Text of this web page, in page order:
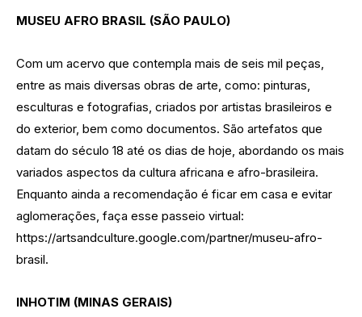
MUSEU AFRO BRASIL (SÃO PAULO)
Com um acervo que contempla mais de seis mil peças,
entre as mais diversas obras de arte, como: pinturas,
esculturas e fotografias, criados por artistas brasileiros e
do exterior, bem como documentos. São artefatos que
datam do século 18 até os dias de hoje, abordando os mais
variados aspectos da cultura africana e afro-brasileira.
Enquanto ainda a recomendação é ficar em casa e evitar
aglomerações, faça esse passeio virtual:
https://artsandculture.google.com/partner/museu-afro-
brasil.
INHOTIM (MINAS GERAIS)